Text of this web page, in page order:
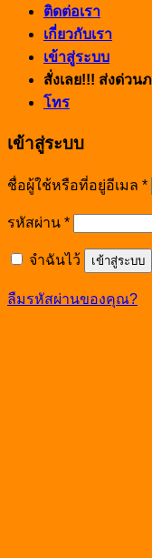
ติดต่อเรา
เกี่ยวกับเรา
เข้าสู่ระบบ
สั่งเลย!!! ส่งด่วน
โทร
เข้าสู่ระบบ
ชื่อผู้ใช้หรือที่อยู่อีเมล *
รหัสผ่าน *
จำฉันไว้ เข้าสู่ระบบ
ลืมรหัสผ่านของคุณ?